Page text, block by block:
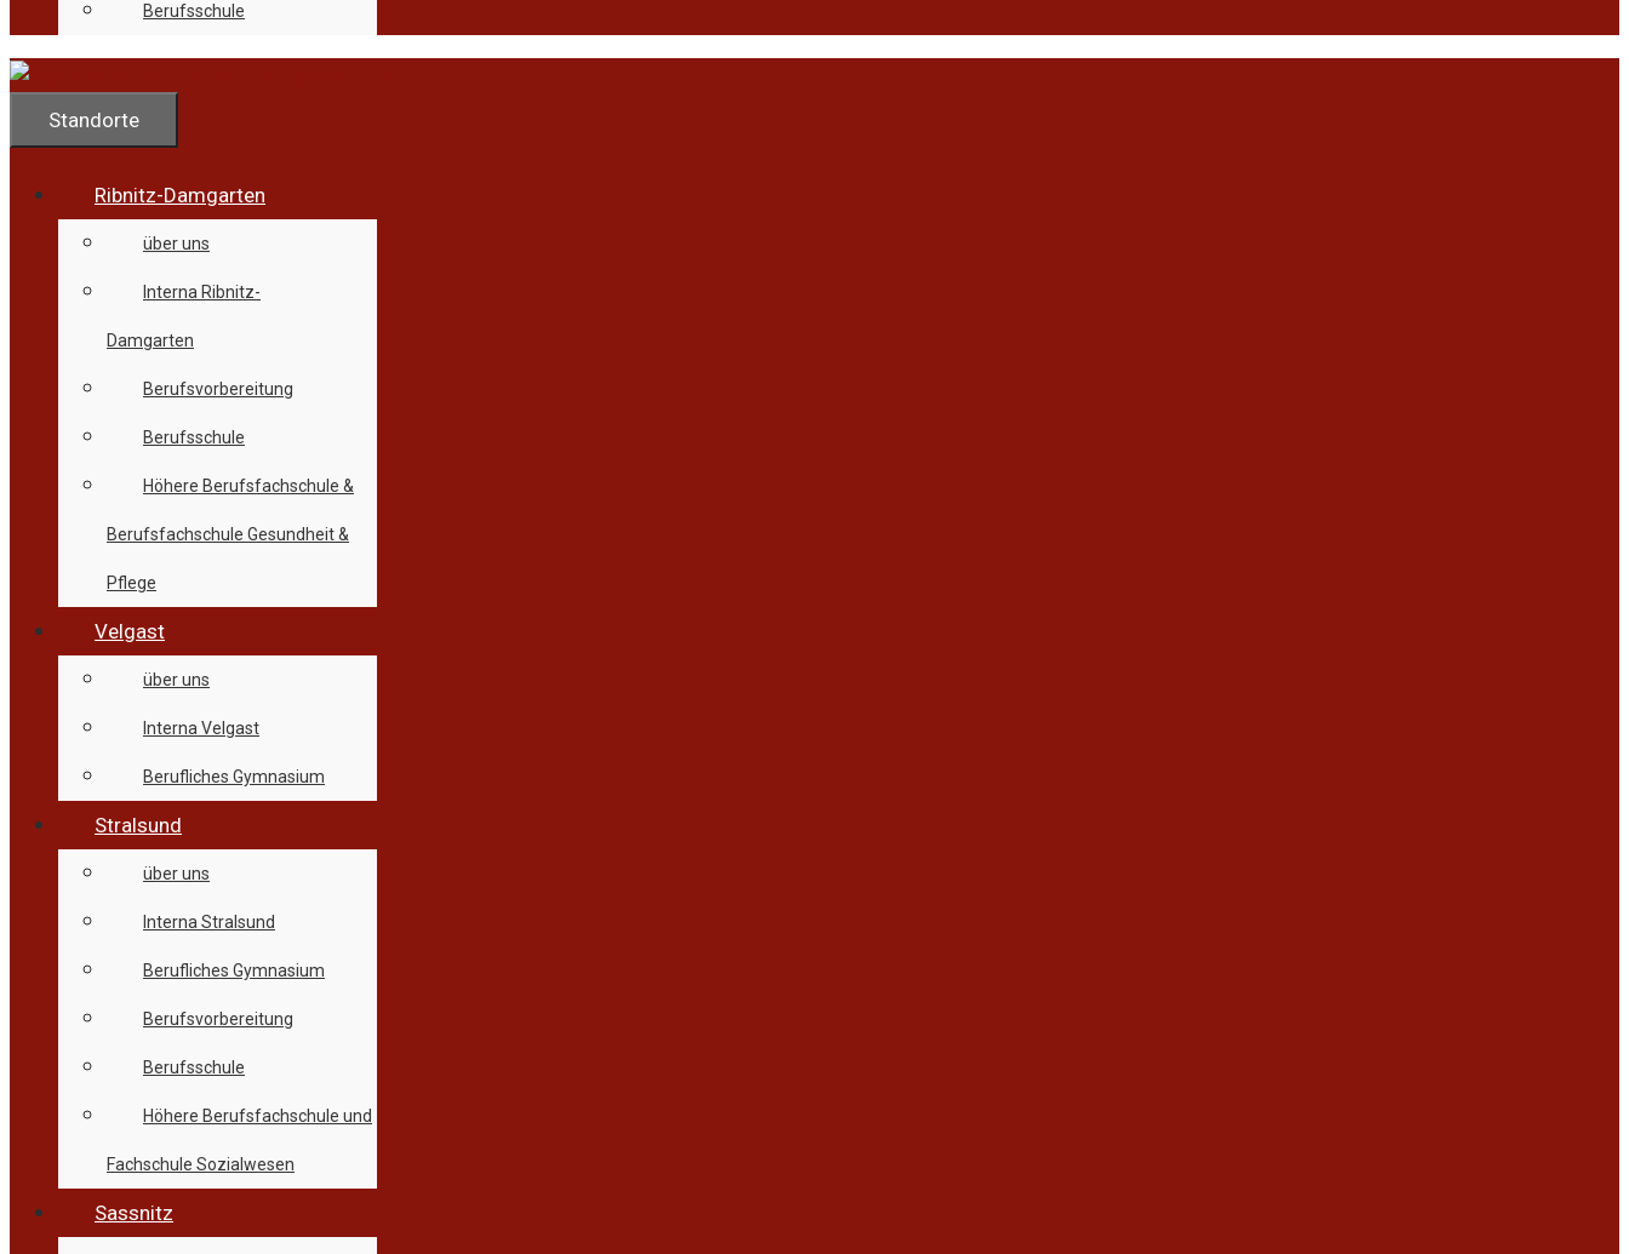
Berufsschule
Standorte
Ribnitz-Damgarten
über uns
Interna Ribnitz-
Damgarten
Berufsvorbereitung
Berufsschule
Höhere Berufsfachschule &
Berufsfachschule Gesundheit &
Pflege
Velgast
über uns
Interna Velgast
Berufliches Gymnasium
Stralsund
über uns
Interna Stralsund
Berufliches Gymnasium
Berufsvorbereitung
Berufsschule
Höhere Berufsfachschule und
Fachschule Sozialwesen
Sassnitz